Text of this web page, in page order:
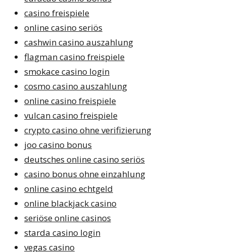
casino freispiele
online casino seriös
cashwin casino auszahlung
flagman casino freispiele
smokace casino login
cosmo casino auszahlung
online casino freispiele
vulcan casino freispiele
crypto casino ohne verifizierung
joo casino bonus
deutsches online casino seriös
casino bonus ohne einzahlung
online casino echtgeld
online blackjack casino
seriöse online casinos
starda casino login
vegas casino